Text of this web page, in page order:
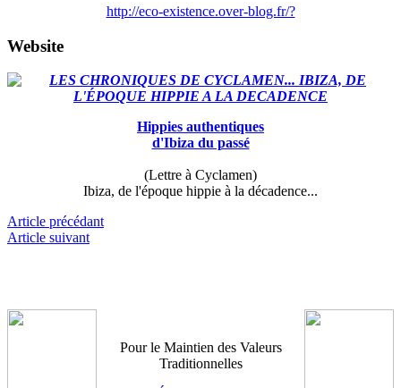
http://eco-existence.over-blog.fr/?
Website
Hippies authentiques
d'Ibiza du passé
(Lettre à Cyclamen)
Ibiza, de l'époque hippie à la décadence...
Article précédant
Article suivant
Pour le Maintien des Valeurs
Traditionnelles